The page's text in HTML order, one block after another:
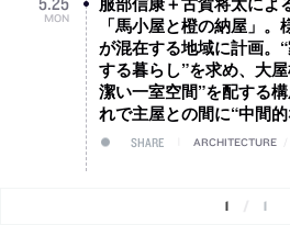
MON
「馬小屋と橙の納屋」
が混在する地域に計画。
する暮らし”を求め、大
潔い一室空間”を配する
れで主屋との間に“中間
SHARE ARCHITECTURE
1 1